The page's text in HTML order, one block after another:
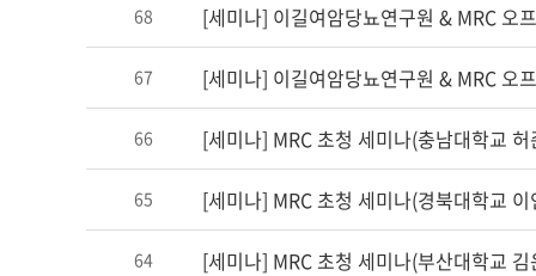
68 [세미나] 이길여암당뇨연구원 & MRC 오
67 [세미나] 이길여암당뇨연구원 & MRC 오
66 [세미나] MRC 초청 세미나(충남대학교
65 [세미나] MRC 초청 세미나(경북대학교
64 [세미나] MRC 초청 세미나(부산대학교